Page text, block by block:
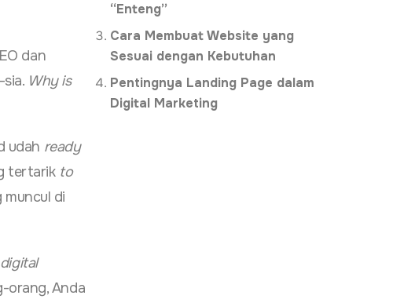
dan
Why is
udah ready
tertarik to
di
digital
orang, Anda
“Enteng”
Cara Membuat Website yang
Sesuai dengan Kebutuhan
Pentingnya Landing Page dalam
Digital Marketing